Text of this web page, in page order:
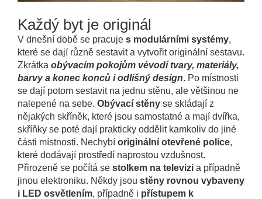
Každý byt je originál
V dnešní době se pracuje s modulárními systémy,
které se dají různě sestavit a vytvořit originální sestavu.
Zkrátka obývacím pokojům vévodí tvary, materiály,
barvy a konec konců i odlišný design. Po místnosti
se dají potom sestavit na jednu stěnu, ale většinou ne
nalepené na sebe. Obývací stěny se skládají z
nějakých skříněk, které jsou samostatné a mají dvířka,
skříňky se poté dají prakticky oddělit kamkoliv do jiné
části místnosti. Nechybí originální otevřené police,
které dodávají prostředí naprostou vzdušnost.
Přirozeně se počítá se stolkem na televizi a případně
jinou elektroniku. Někdy jsou stěny rovnou vybaveny
i LED osvětlením, případně i přístupem k